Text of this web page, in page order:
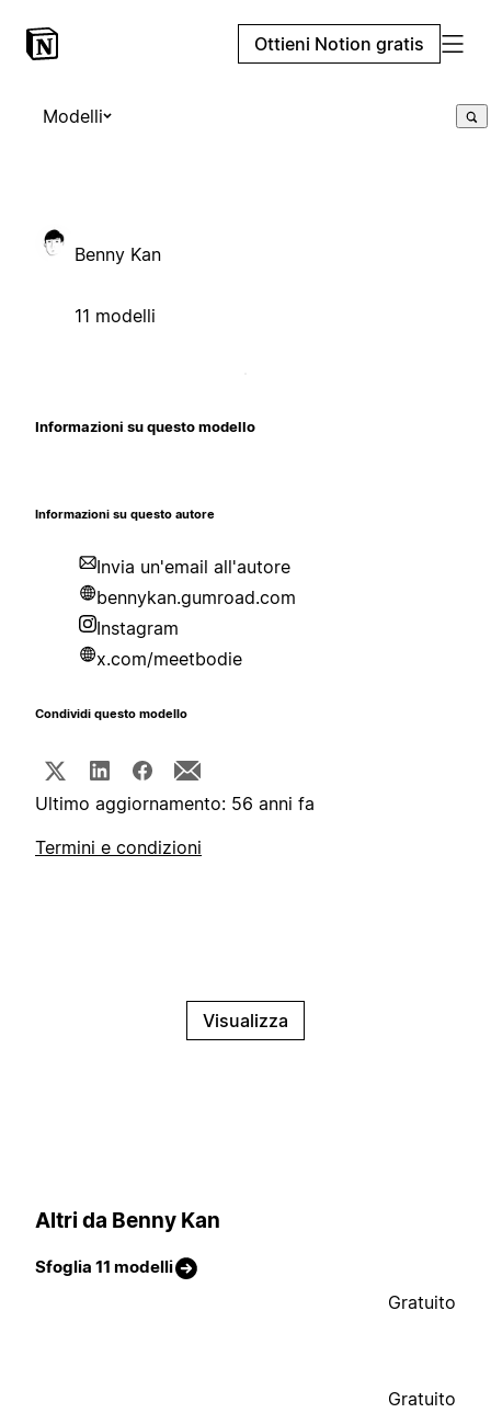
Ottieni Notion gratis
Modelli
Benny Kan
11 modelli
Informazioni su questo modello
Informazioni su questo autore
Invia un'email all'autore
bennykan.gumroad.com
Instagram
x.com/meetbodie
Condividi questo modello
Ultimo aggiornamento: 56 anni fa
Termini e condizioni
Visualizza
Altri da Benny Kan
Sfoglia 11 modelli
Gratuito
Gratuito